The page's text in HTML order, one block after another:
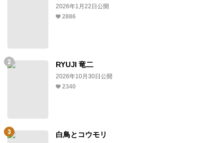
2026年1月22日公開
2886
RYUJI 竜二
2026年10月30日公開
2340
白鳥とコウモリ